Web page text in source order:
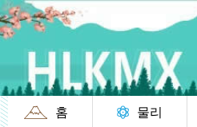
홈 물리